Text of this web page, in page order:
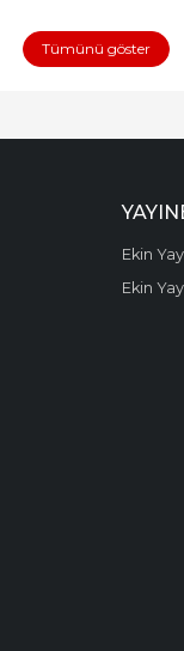
Tümünü göster
Ekin
Ekin